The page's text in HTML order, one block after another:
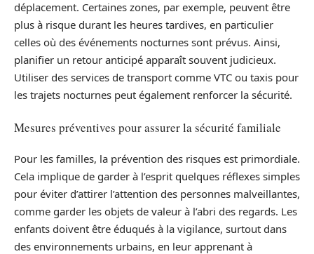
déplacement. Certaines zones, par exemple, peuvent être
plus à risque durant les heures tardives, en particulier
celles où des événements nocturnes sont prévus. Ainsi,
planifier un retour anticipé apparaît souvent judicieux.
Utiliser des services de transport comme VTC ou taxis pour
les trajets nocturnes peut également renforcer la sécurité.
Mesures préventives pour assurer la sécurité familiale
Pour les familles, la prévention des risques est primordiale.
Cela implique de garder à l’esprit quelques réflexes simples
pour éviter d’attirer l’attention des personnes malveillantes,
comme garder les objets de valeur à l’abri des regards. Les
enfants doivent être éduqués à la vigilance, surtout dans
des environnements urbains, en leur apprenant à